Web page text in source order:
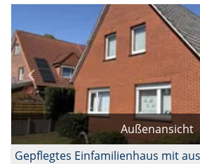
Außenansicht